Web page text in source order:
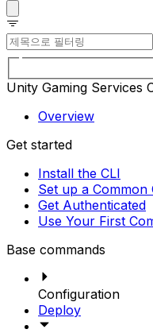
Unity Gaming Services
Overview
Get started
Install the CLI
Set up a Common
Get Authenticated
Use Your First
Base commands
Configuration
Deploy